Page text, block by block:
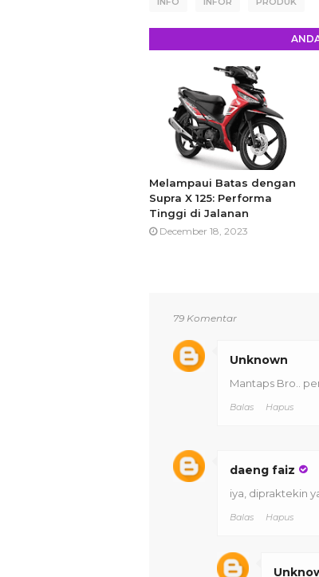
Melampaui Batas dengan
Supra X 125: Performa
Tinggi di Jalanan
December 18, 2023
79 Komentar
Unknown
Mantaps Bro..
Balas Hapus
daeng faiz
iya, dipraktekin
Balas Hapus